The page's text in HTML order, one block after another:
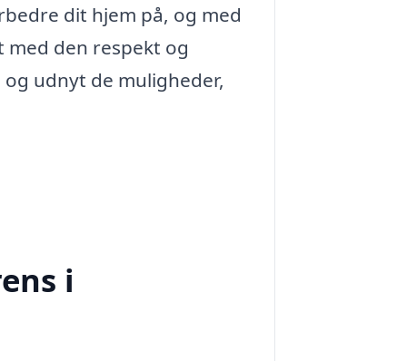
dit hjem på, og med
den respekt og
udnyt de muligheder,
i